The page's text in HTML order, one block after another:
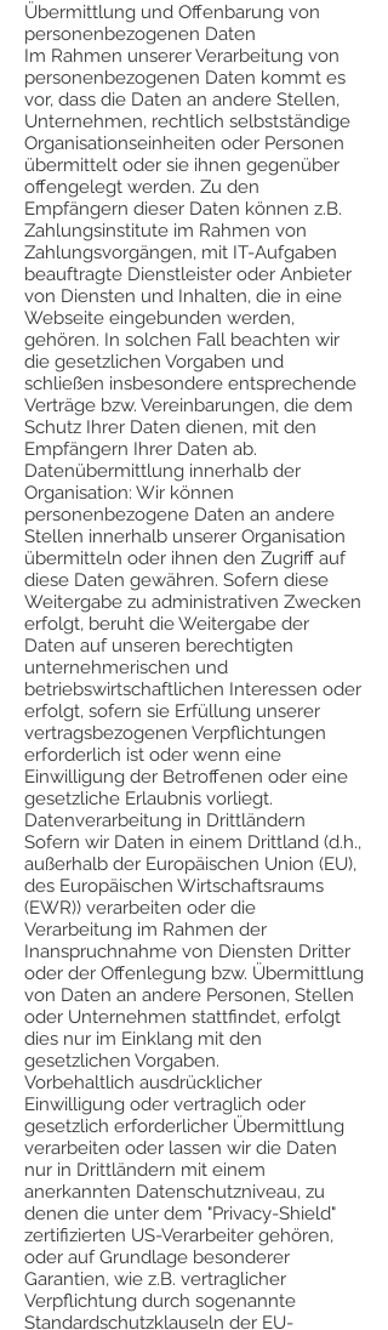
Übermittlung und Offenbarung von
personenbezogenen Daten
Im Rahmen unserer Verarbeitung von
personenbezogenen Daten kommt es
vor, dass die Daten an andere Stellen,
Unternehmen, rechtlich selbstständige
Organisationseinheiten oder Personen
übermittelt oder sie ihnen gegenüber
offengelegt werden. Zu den
Empfängern dieser Daten können z.B.
Zahlungsinstitute im Rahmen von
Zahlungsvorgängen, mit IT-Aufgaben
beauftragte Dienstleister oder Anbieter
von Diensten und Inhalten, die in eine
Webseite eingebunden werden,
gehören. In solchen Fall beachten wir
die gesetzlichen Vorgaben und
schließen insbesondere entsprechende
Verträge bzw. Vereinbarungen, die dem
Schutz Ihrer Daten dienen, mit den
Empfängern Ihrer Daten ab.
Datenübermittlung innerhalb der
Organisation: Wir können
personenbezogene Daten an andere
Stellen innerhalb unserer Organisation
übermitteln oder ihnen den Zugriff auf
diese Daten gewähren. Sofern diese
Weitergabe zu administrativen Zwecken
erfolgt, beruht die Weitergabe der
Daten auf unseren berechtigten
unternehmerischen und
betriebswirtschaftlichen Interessen oder
erfolgt, sofern sie Erfüllung unserer
vertragsbezogenen Verpflichtungen
erforderlich ist oder wenn eine
Einwilligung der Betroffenen oder eine
gesetzliche Erlaubnis vorliegt.
Datenverarbeitung in Drittländern
Sofern wir Daten in einem Drittland (d.h.,
außerhalb der Europäischen Union (EU),
des Europäischen Wirtschaftsraums
(EWR)) verarbeiten oder die
Verarbeitung im Rahmen der
Inanspruchnahme von Diensten Dritter
oder der Offenlegung bzw. Übermittlung
von Daten an andere Personen, Stellen
oder Unternehmen stattfindet, erfolgt
dies nur im Einklang mit den
gesetzlichen Vorgaben.
Vorbehaltlich ausdrücklicher
Einwilligung oder vertraglich oder
gesetzlich erforderlicher Übermittlung
verarbeiten oder lassen wir die Daten
nur in Drittländern mit einem
anerkannten Datenschutzniveau, zu
denen die unter dem "Privacy-Shield"
zertifizierten US-Verarbeiter gehören,
oder auf Grundlage besonderer
Garantien, wie z.B. vertraglicher
Verpflichtung durch sogenannte
Standardschutzklauseln der EU-